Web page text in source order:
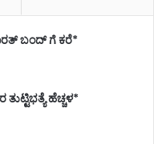
ಬಂದ್‌ ಗೆ ಕರೆ*
ಹೆಚ್ಚಳ*